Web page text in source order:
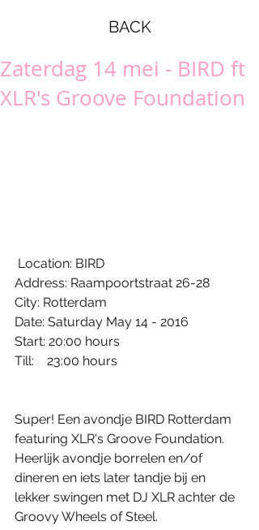
BACK
Zaterdag 14 mei - BIRD ft
XLR's Groove Foundation
Location: BIRD
Address: Raampoortstraat 26-28
City: Rotterdam
Date: Saturday May 14 - 2016
Start: 20:00 hours
Till:    23:00 hours
Super! Een avondje BIRD Rotterdam
featuring XLR's Groove Foundation.
Heerlijk avondje borrelen en/of
dineren en iets later tandje bij en
lekker swingen met DJ XLR achter de
Groovy Wheels of Steel.